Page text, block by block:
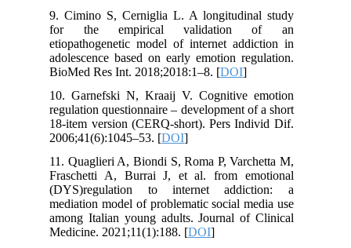
9. Cimino S, Cerniglia L. A longitudinal study
for the empirical validation of an
etiopathogenetic model of internet addiction in
adolescence based on early emotion regulation.
BioMed Res Int. 2018;2018:1–8. [DOI
10. Garnefski N, Kraaij V. Cognitive emotion
regulation questionnaire – development of a short
18-item version (CERQ-short). Pers Individ Dif.
2006;41(6):1045–53. [DOI
11. Quaglieri A, Biondi S, Roma P, Varchetta M,
Fraschetti A, Burrai J, et al. from emotional
(DYS)regulation to internet addiction: a
mediation model of problematic social media use
among Italian young adults. Journal of Clinical
Medicine. 2021;11(1):188. [DOI